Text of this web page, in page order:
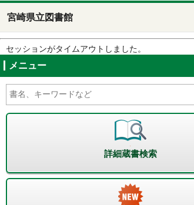
宮崎県立図書館
セッションがタイムアウトしました。
メニュー
詳細蔵書検索